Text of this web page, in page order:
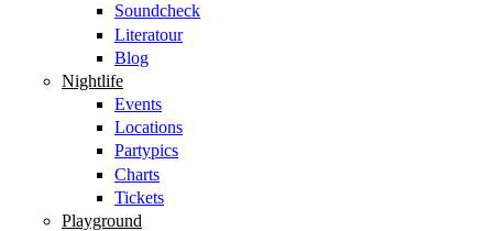
Soundcheck
Literatour
Blog
Nightlife
Events
Locations
Partypics
Charts
Tickets
Playground